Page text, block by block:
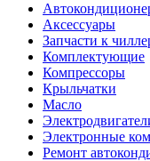
Аксессуары
Запчасти к
Комплектующие
Компрессоры
Крыльчатки
Масло
Электронные
Ремонт